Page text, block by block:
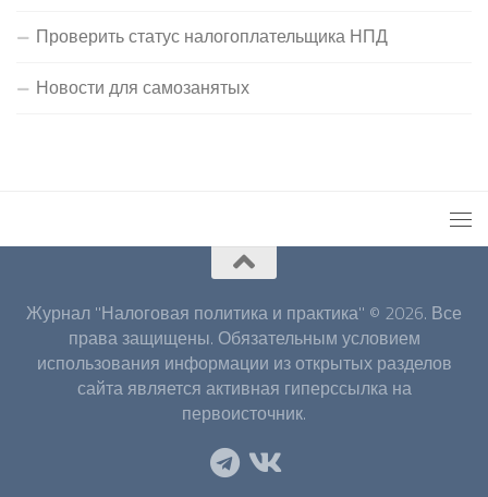
Проверить статус налогоплательщика НПД
Новости для самозанятых
Журнал "Налоговая политика и практика" © 2026. Все
права защищены. Обязательным условием
использования информации из открытых разделов
сайта является активная гиперссылка на
первоисточник.